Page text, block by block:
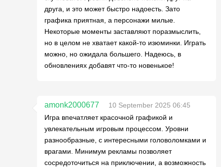
друга, и это может быстро надоесть. Зато
графика приятная, а персонажи милые.
Некоторые моменты заставляют поразмыслить,
но в целом не хватает какой-то изюминки. Играть
можно, но ожидала большего. Надеюсь, в
обновлениях добавят что-то новенькое!
amonk2000677
10 September 2025 06:45
Игра впечатляет красочной графикой и
увлекательным игровым процессом. Уровни
разнообразные, с интересными головоломками и
врагами. Минимум рекламы позволяет
сосредоточиться на приключении, а возможность